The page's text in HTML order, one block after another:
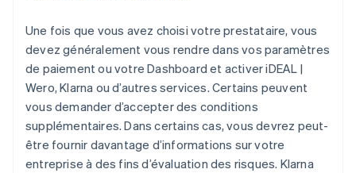
Une fois que vous avez choisi votre prestataire, vous
devez généralement vous rendre dans vos paramètres
de paiement ou votre Dashboard et activer iDEAL |
Wero, Klarna ou d’autres services. Certains peuvent
vous demander d’accepter des conditions
supplémentaires. Dans certains cas, vous devrez peut-
être fournir davantage d’informations sur votre
entreprise à des fins d’évaluation des risques. Klarna